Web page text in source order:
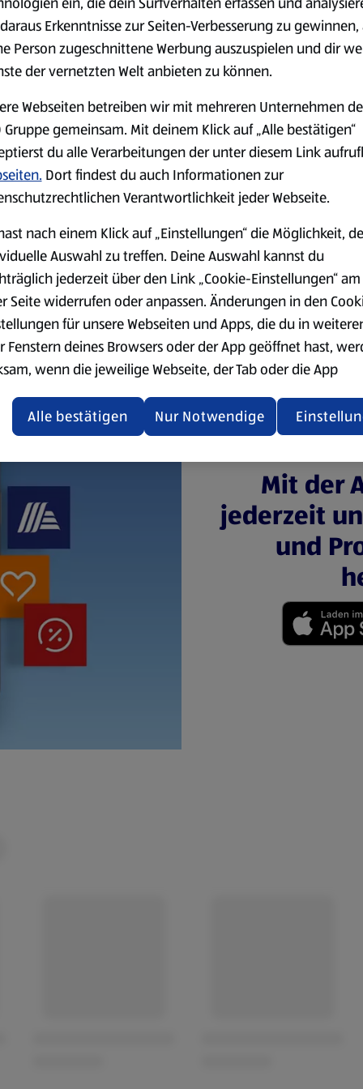
Sortiment.
Markenprodukte Bio-Produkte
Käse
Milchprodukte &
Eier
Mit der
jederzeit
und
Erkenntnisse zur Seiten-Verbesserung zu gewinnen,
Person zugeschnittene Werbung auszuspielen und dir
der vernetzten Welt anbieten zu können.
Webseiten betreiben wir mit mehreren Unternehmen
Gruppe gemeinsam. Mit deinem Klick auf „Alle bestätigen“
du alle Verarbeitungen der unter diesem Link
Dort findest du auch Informationen zur
Verantwortlichkeit jeder Webseite.
nach einem Klick auf „Einstellungen“ die Möglichkeit,
Auswahl zu treffen. Deine Auswahl kannst du
jederzeit über den Link „Cookie-Einstellungen“
Seite widerrufen oder anpassen. Änderungen in den
für unsere Webseiten und Apps, die du in
Fenstern deines Browsers oder der App geöffnet hast,
wenn die jeweilige Webseite, der Tab oder die App
oder geschlossen und anschließend wieder
der Webseitenbetreiber und Datenschutzerklärungen
Nur Notwendige
Alle bestätigen